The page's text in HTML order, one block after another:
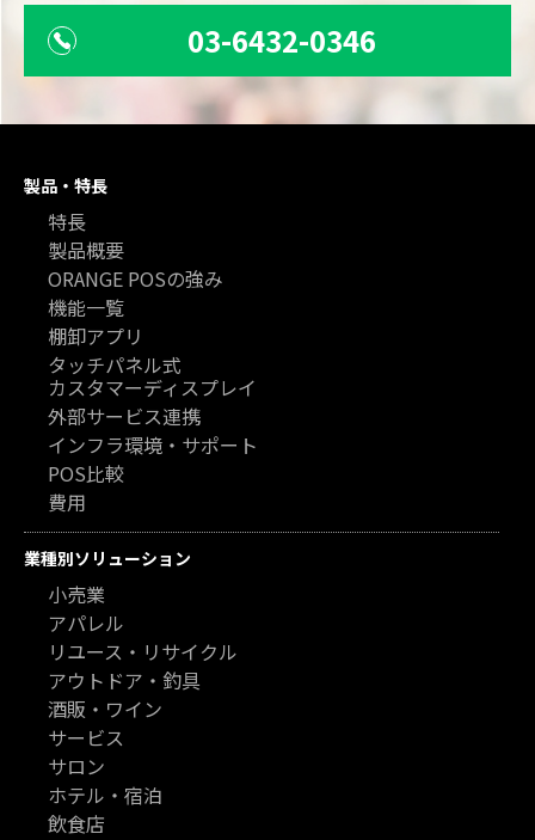
03-6432-0346
製品・特長
特長
製品概要
ORANGE POSの強み
機能一覧
棚卸アプリ
タッチパネル式
カスタマーディスプレイ
外部サービス連携
インフラ環境・サポート
POS比較
費用
業種別ソリューション
小売業
アパレル
リユース・リサイクル
アウトドア・釣具
酒販・ワイン
サービス
サロン
ホテル・宿泊
飲食店